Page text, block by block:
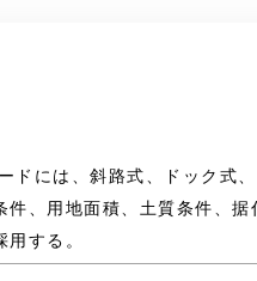
ドには、斜路式、ドック式、
、用地面積、土質条件、据
する。